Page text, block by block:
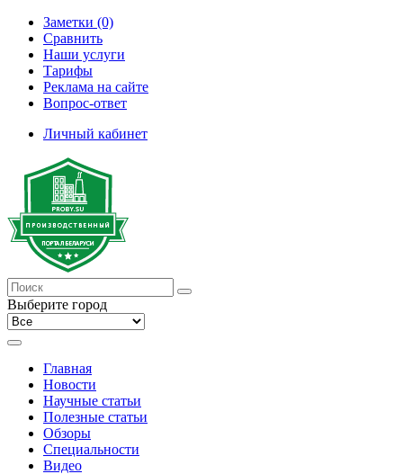
Заметки (0)
Сравнить
Наши услуги
Тарифы
Реклама на сайте
Вопрос-ответ
Личный кабинет
Выберите город
Главная
Новости
Научные статьи
Полезные статьи
Обзоры
Специальности
Видео